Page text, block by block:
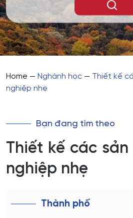
Home — Nghành học — Thiết kế
nghiệp nhẹ
Bạn đang tìm theo
Thiết kế các
nghiệp nhẹ
Thành phố